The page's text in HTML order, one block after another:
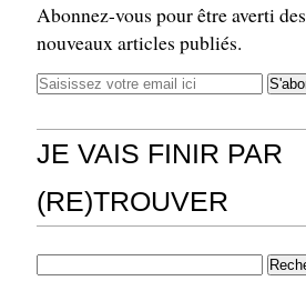
Abonnez-vous pour être averti des
nouveaux articles publiés.
JE VAIS FINIR PAR
(RE)TROUVER